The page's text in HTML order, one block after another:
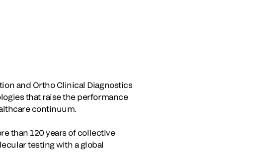
and Ortho Clinical Diagnostics
that raise the performance
continuum.
than 120 years of collective
testing with a global